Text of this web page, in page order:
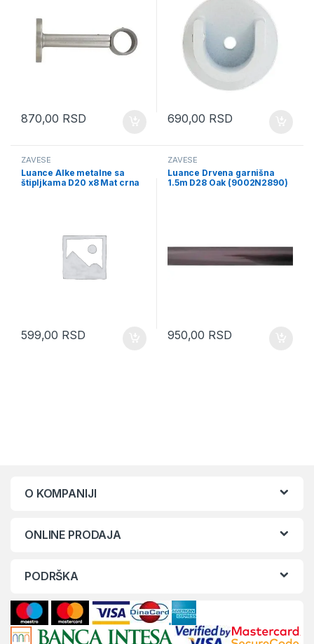
870,00 RSD 690,00 RSD
ZAVESE
Luance Alke metalne sa
štipljkama D20 x8 Mat crna
599,00 RSD
ZAVESE
Luance Drvena garnišna
1.5m D28 Oak (9002N2890)
950,00 RSD
O KOMPANIJI
ONLINE PRODAJA
PODRŠKA